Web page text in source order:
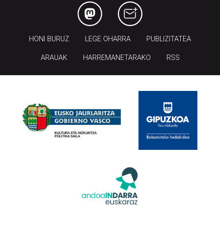
HONI BURUZ LEGE OHARRA PUBLIZITATEA
ARAUAK HARREMANETARAKO RSS